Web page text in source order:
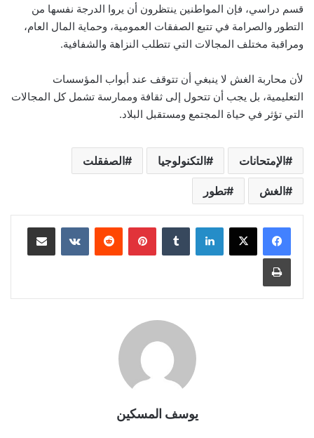
قسم دراسي، فإن المواطنين ينتظرون أن يروا الدرجة نفسها من
التطور والصرامة في تتبع الصفقات العمومية، وحماية المال العام،
ومراقبة مختلف المجالات التي تتطلب النزاهة والشفافية.
لأن محاربة الغش لا ينبغي أن تتوقف عند أبواب المؤسسات
التعليمية، بل يجب أن تتحول إلى ثقافة وممارسة تشمل كل المجالات
التي تؤثر في حياة المجتمع ومستقبل البلاد.
الإمتحانات التكنولوجيا الصفقلت
الغش تطور
لينكدإن بينتيريست مشاركة عبر البريد
طباعة
يوسف المسكين